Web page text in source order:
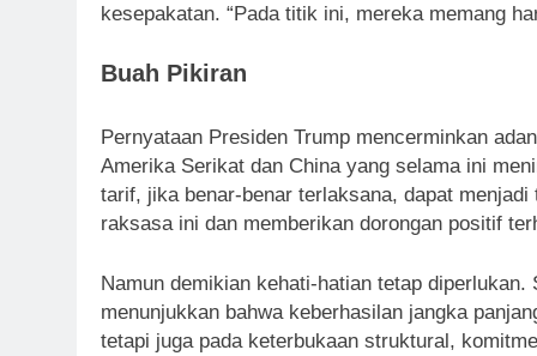
kesepakatan. “Pada titik ini, mereka memang
Buah Pikiran
Pernyataan Presiden Trump mencerminkan
Amerika Serikat dan China yang selama ini
tarif, jika benar-benar terlaksana, dapat
raksasa ini dan memberikan dorongan positif
Namun demikian kehati-hatian tetap
menunjukkan bahwa keberhasilan jangka
tetapi juga pada keterbukaan struktural,